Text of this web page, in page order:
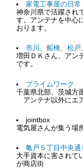
家電工事屋の日常
神奈川県で活躍され
す。アンテナを中心
おります。
市川、船橋、松
増田ＤＫさん、アン
です。
プライムワーク
千葉県北部、茨城方
アンテナ以外にエ
jointbox
電気屋さんが集う場
亀戸５丁目中央通
大手資本に害されて
が商店街